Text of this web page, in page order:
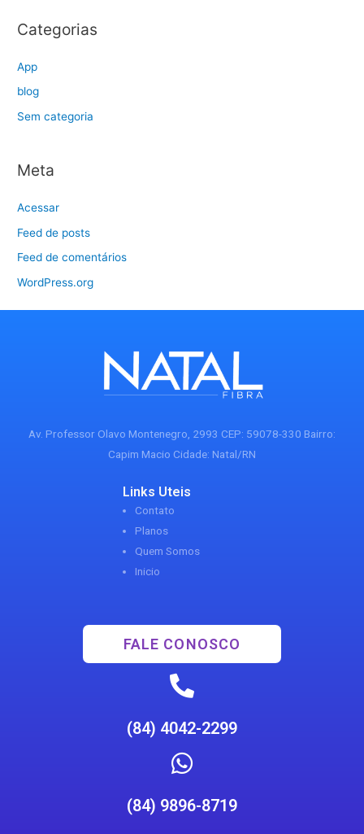
Categorias
App
blog
Sem categoria
Meta
Acessar
Feed de posts
Feed de comentários
WordPress.org
Av. Professor Olavo Montenegro, 2993 CEP: 59078-330 Bairro:
Capim Macio Cidade: Natal/RN
Links Uteis
Contato
Planos
Quem Somos
Inicio
FALE CONOSCO
(84) 4042-2299
(84) 9896-8719